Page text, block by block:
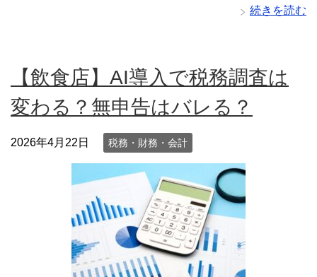
続きを読む
【飲食店】AI導入で税務調査は
変わる？無申告はバレる？
2026年4月22日 税務・財務・会計